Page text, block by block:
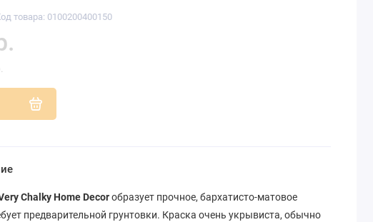
товара: 0100200400150
Chalky Home Decorобразует прочное, бархатисто-матовое
предварительной грунтовки. Краска очень укрывиста, обычно